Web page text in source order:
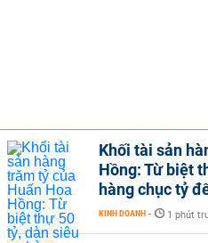
Khối tài sản
Hồng: Từ biệt
hàng chục tỷ
KINH DOANH - 1 phút